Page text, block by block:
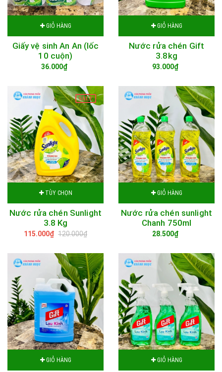
GIỎ HÀNG
Giấy vệ sinh An An (lốc
10 cuộn)
36.000₫
GIỎ HÀNG
Nước rửa chén Gift
3.8kg
93.000₫
SALE
TÙY CHỌN
Nước rửa chén Sunlight
3.8 Kg
115.000₫ 120.000₫
GIỎ HÀNG
Nước rửa chén sunlight
Chanh 750ml
28.500₫
GIỎ HÀNG GIỎ HÀNG